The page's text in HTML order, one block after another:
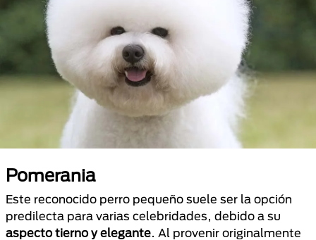
Pomerania
Este reconocido perro pequeño suele ser la opción
predilecta para varias celebridades, debido a su
aspecto tierno y elegante. Al provenir originalmente